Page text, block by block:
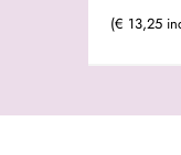
(€ 13,25